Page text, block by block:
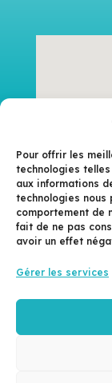
Pour offrir les
technologies
aux informations
technologies
comportement de
fait de ne pas
avoir un effet
Gérer les services